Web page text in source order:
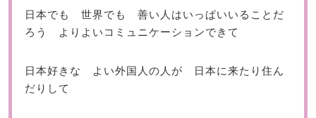
日本でも 世界でも 善い人はいっぱいいることだ
ろう よりよいコミュニケーションできて
日本好きな よい外国人の人が 日本に来たり住ん
だりして